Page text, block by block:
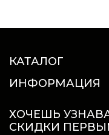
КАТАЛОГ
ИНФОРМАЦИЯ
ХОЧЕШЬ
СКИДКИ